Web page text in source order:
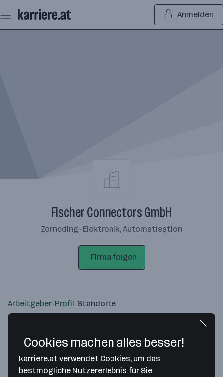
Seiteninhalt
springen
Anmelden
Fischer Connectors GmbH
Zorneding · Elektronik, Automatisation
Firma folgen
Arbeitgeber-Profil Standorte
Cookies machen alles besser!
karriere.at verwendet Cookies, um das
bestmögliche Nutzererlebnis für Sie